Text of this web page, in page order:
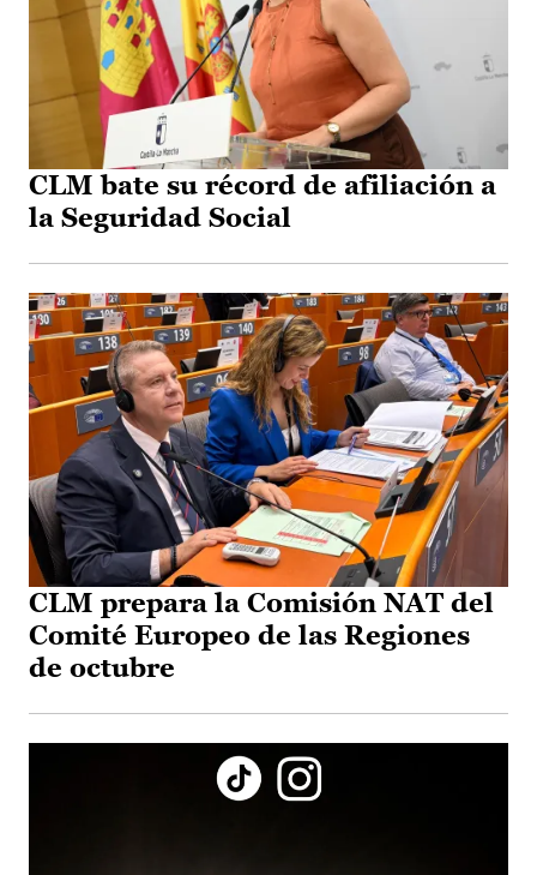
CLM bate su récord de afiliación a
la Seguridad Social
CLM prepara la Comisión NAT del
Comité Europeo de las Regiones
de octubre